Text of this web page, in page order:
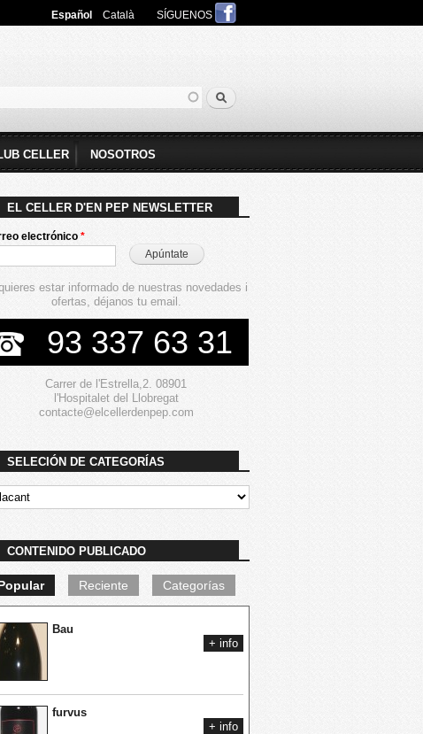
SÍGUENOS
Català
Español
de búsqueda
Buscar
CELLER NOSOTROS
EL CELLER D'EN PEP NEWSLETTER
electrónico *
estar informado de nuestras novedades i
ofertas, déjanos tu email.
93 337 63 31
Carrer de l'Estrella,2. 08901
l'Hospitalet del Llobregat
contacte@elcellerdenpep.com
SELECIÓN DE CATEGORÍAS
CONTENIDO PUBLICADO
Reciente Categorías
Bau
+ info
furvus
+ info